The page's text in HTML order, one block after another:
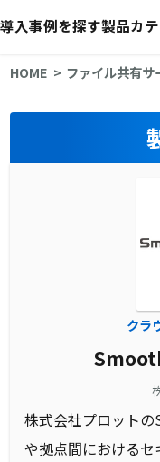
導入事例を探す製品カ
HOME ファイル共有サ
クラ
株式会社プロット
や拠点間におけるセ